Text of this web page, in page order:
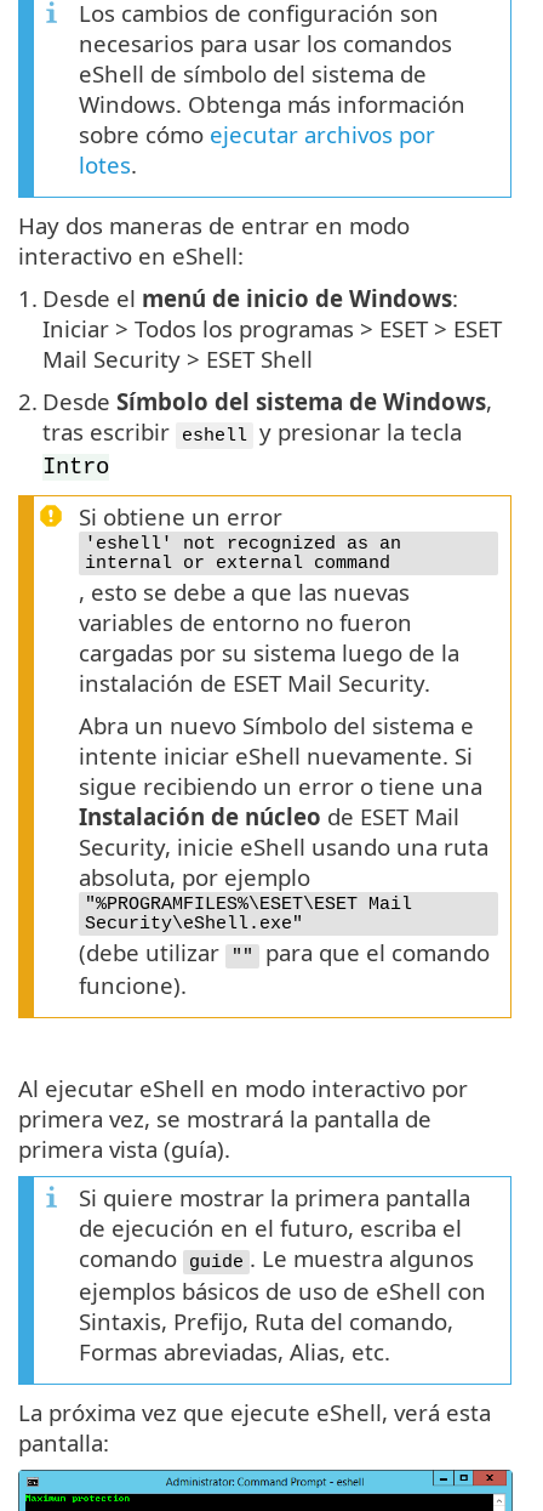
Los cambios de configuración son
necesarios para usar los comandos
eShell de símbolo del sistema de
Windows. Obtenga más información
sobre cómo ejecutar archivos por
lotes.
Hay dos maneras de entrar en modo
interactivo en eShell:
1. Desde el menú de inicio de Windows:
Iniciar > Todos los programas > ESET > ESET
Mail Security > ESET Shell
2. Desde Símbolo del sistema de Windows,
tras escribir
eshell y presionar la tecla
Intro
Si obtiene un error
'eshell' not recognized as an
internal or external command
, esto se debe a que las nuevas
variables de entorno no fueron
cargadas por su sistema luego de la
instalación de ESET Mail Security.
Abra un nuevo Símbolo del sistema e
intente iniciar eShell nuevamente. Si
sigue recibiendo un error o tiene una
Instalación de núcleo de ESET Mail
Security, inicie eShell usando una ruta
absoluta, por ejemplo
"%PROGRAMFILES%\ESET\ESET Mail
Security\eShell.exe"
(debe utilizar ""
para que el comando
funcione).
Al ejecutar eShell en modo interactivo por
primera vez, se mostrará la pantalla de
primera vista (guía).
Si quiere mostrar la primera pantalla
de ejecución en el futuro, escriba el
comando
guide . Le muestra algunos
ejemplos básicos de uso de eShell con
Sintaxis, Prefijo, Ruta del comando,
Formas abreviadas, Alias, etc.
La próxima vez que ejecute eShell, verá esta
pantalla: